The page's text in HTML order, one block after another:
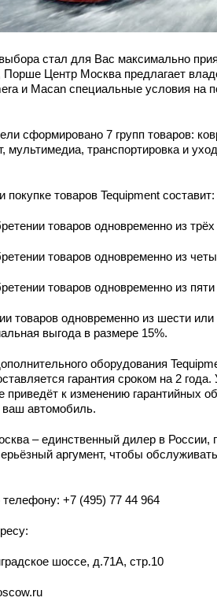
стал для Вас максимально
Порше Центр Москва предлагает
и Macan специальные условия на
сформировано 7 групп товаров:
мультимедиа, транспортировка и
товаров Tequipment составит:
товаров одновременно из трёх
товаров одновременно из
товаров одновременно из пяти
товаров одновременно из шести или
выгода в размере 15%.
оборудования
гарантия сроком на 2 года.
приведёт к изменению гарантийных
ваш автомобиль.
– единственный дилер в России,
аргумент, чтобы
+7 (495) 77 44 964
шоссе, д.71А, стр.10